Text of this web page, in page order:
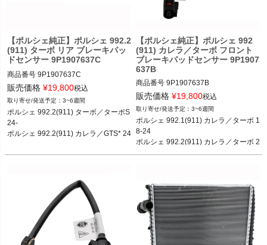
【ポルシェ純正】ポルシェ 992.2
(911) ターボ リア ブレーキパッ
ドセンサー 9P1907637C
商品番号 9P1907637C
ポルシェ 992.2(911) ターボ／ターボS
／GT3 24-
ポルシェ 992.2(911) カレラ／カレラS
／カレラ4／カレラ4S／GTS* 24-
販売価格 ¥19,800税込
3~6週間
ポルシェ 992.2(911) ターボ／ターボS
24-
ポルシェ 992.2(911) カレラ／GTS* 24
*オプション450(PCCB)装備モデル
【ポルシェ純正】ポルシェ 992
(911) カレラ／ターボ フロント
ブレーキパッドセンサー 9P1907
637B
商品番号 9P1907637B
ポルシェ 992.1(911) カレラ／カレラS
／カレラ4／カレラ4S／ターボ／ター
ボS 18-24
ポルシェ 992.2(911) カレラ／カレラS
／カレラ4／カレラ4S／ターボ／ター
販売価格 ¥19,800税込
3~6週間
ポルシェ 992.1(911) カレラ／ターボ 1
8-24
ポルシェ 992.2(911) カレラ／ターボ 2